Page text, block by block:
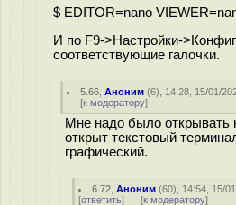
$ EDITOR=nano
И по F9->Настройки-
соответствующие галочки.
5.66 ,Аноним (6), 14:28, 15/01/
[к модератору]
Мне надо было открывать
открыт текстовый
графический.
6.72 ,Аноним (60), 14:54, 15/
[ответить] [к модератору]